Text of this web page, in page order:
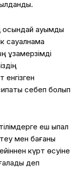
ауқымды
сауалнама
ұзақмерзімді
себеп болып
еш ықпал
мен бағаны
күрт өсуіне
деп